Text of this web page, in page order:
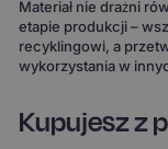
Materiał nie drażni
etapie produkcji –
recyklingowi, a
wykorzystania w
Kupujesz z